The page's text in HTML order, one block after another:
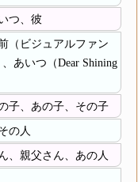
つ、彼
（ビジュアルファン
あいつ（Dear Shining
子、あの子、その子
の人
、親父さん、あの人